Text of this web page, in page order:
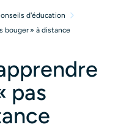
d'éducation
bouger » à distance
pas